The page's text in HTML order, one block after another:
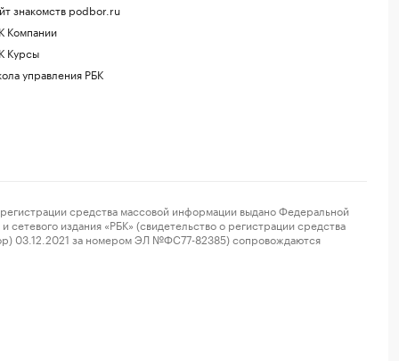
знакомств podbor.ru
Компании
Курсы
управления РБК
средства массовой информации выдано Федеральной
издания «РБК» (свидетельство о регистрации средства
03.12.2021 за номером ЭЛ №ФС77-82385) сопровождаются